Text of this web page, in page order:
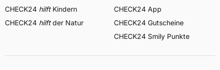
CHECK24 hilftKindern
CHECK24 hilftder Natur
CHECK24 App
CHECK24 Gutscheine
CHECK24 Smily Punkte